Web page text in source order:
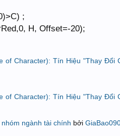
;
H, Offset=-20);
of Character): Tín Hiệu "Thay Đổi
of Character): Tín Hiệu "Thay Đổi
ngành tài chính bởi